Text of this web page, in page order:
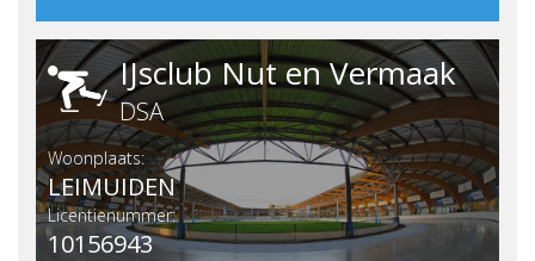
IJsclub Nut en Vermaak
DSA
Woonplaats:
LEIMUIDEN
Licentienummer:
10156943